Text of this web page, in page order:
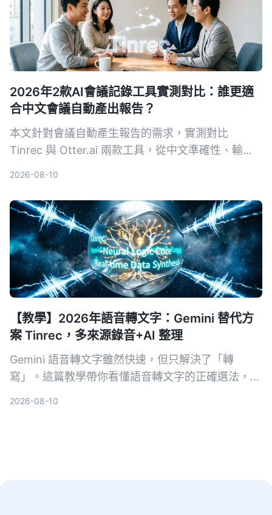
2026年2款AI會議記錄工具實測對比：誰更適
合中文會議自動產出報告？
本文針對會議自動產生報告的需求，實測對比
Tinrec 與 Otter.ai 兩款工具，從中文準確性、輸入
最適合中文會議場景。
2026-08-10
【教學】2026年語音轉文字：Gemini 替代方
案 Tinrec，多來源錄音+AI 整理
Gemini 語音轉文字雖然快速，但只解決了「轉
寫」。這篇教學帶你看懂語音轉文字的正確選法，並
2026-08-10